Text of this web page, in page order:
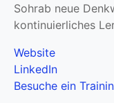
Sohrab neue
kontinuierliches
Website
LinkedIn
Besuche ein